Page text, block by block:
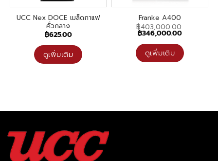
UCC Nex DOCE เมล็ดกาแฟ
คั่วกลาง
฿625.00
ดูเพิ่มเติม
Franke A400
฿403,000.00
Original
price
was:
฿403,000.00.
฿346,000.00Current
is:
฿
ดูเพิ่มเติม